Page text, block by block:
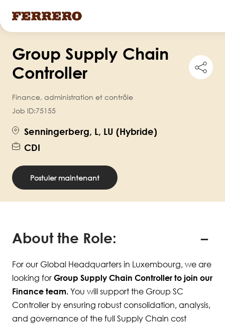
main
content
Group Supply Chain
Controller
this
Finance, administration et contrôle
Job ID:75155
Senningerberg, L, LU (Hybride)
CDI
Postuler maintenant
About the Role:
For our Global Headquarters in Luxembourg, we are
looking for Group Supply Chain Controller to join our
Finance team. You will support the Group SC
Controller by ensuring robust consolidation, analysis,
and governance of the full Supply Chain cost